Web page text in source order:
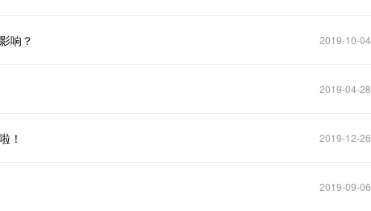
响？ 2019-10-04
2019-04-28
！ 2019-12-26
2019-09-06